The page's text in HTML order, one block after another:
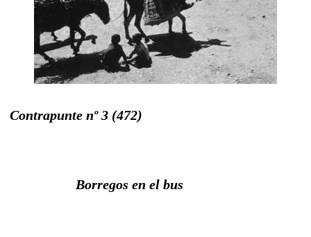
Contrapunte nº 3 (472)
Borregos en el bus